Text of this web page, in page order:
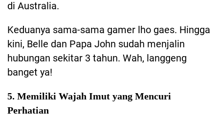
di Australia.
Keduanya sama-sama gamer lho gaes. Hingga
kini, Belle dan Papa John sudah menjalin
hubungan sekitar 3 tahun. Wah, langgeng
banget ya!
5. Memiliki Wajah Imut yang Mencuri
Perhatian